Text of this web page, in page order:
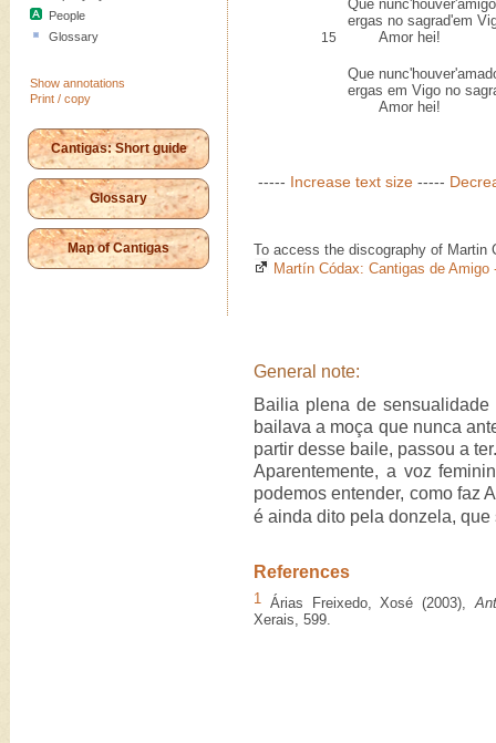
People
Glossary
Show annotations
Print / copy
Cantigas: Short guide
Glossary
Map of Cantigas
Que nunc'houver'amigo
ergas no sagrad'em
15 Amor hei!
Que
ergas em Vigo no
Amor hei!
----- Increase text size -----
To access the discography of Martin
Martín Códax: Cantigas de Amigo
General note:
Bailia plena de
bailava a moça que nunca
partir desse baile, passou a
Aparentemente, a voz
podemos entender, como faz
é ainda dito pela donzela,
References
1 Árias Freixedo, Xosé (2003),
Xerais, 599.